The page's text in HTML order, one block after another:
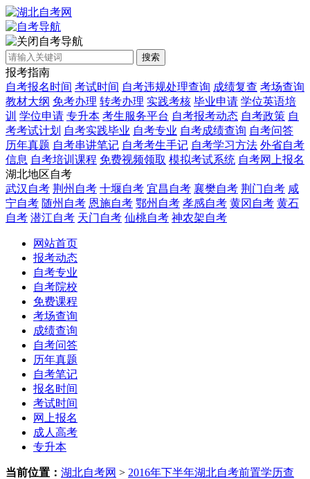
自考导航
搜索
报考指南
自考报名时间 考试时间 自考违规处理查询 成绩复查 考场查询
教材大纲 免考办理 转考办理 实践考核 毕业申请 学位英语培
训 学位申请 专升本 考生服务平台 自考报考动态 自考政策 自
考考试计划 自考实践毕业 自考专业 自考成绩查询 自考问答
历年真题 自考串讲笔记 自考考生手记 自考学习方法 外省自考
信息 自考培训课程 免费视频领取 模拟考试系统 自考网上报名
湖北地区自考
武汉自考 荆州自考 十堰自考 宜昌自考 襄樊自考 荆门自考 咸
宁自考 随州自考 恩施自考 鄂州自考 孝感自考 黄冈自考 黄石
自考 潜江自考 天门自考 仙桃自考 神农架自考
网站首页
报考动态
自考专业
自考院校
免费课程
考场查询
成绩查询
自考问答
历年真题
自考笔记
报名时间
考试时间
网上报名
成人高考
专升本
当前位置： 湖北自考网 > 2016年下半年湖北自考前置学历查